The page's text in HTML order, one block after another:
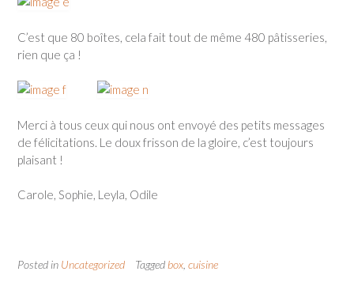
C’est que 80 boîtes, cela fait tout de même 480 pâtisseries,
rien que ça !
Merci à tous ceux qui nous ont envoyé des petits messages
de félicitations. Le doux frisson de la gloire, c’est toujours
plaisant !
Carole, Sophie, Leyla, Odile
Posted in Uncategorized Tagged box cuisine